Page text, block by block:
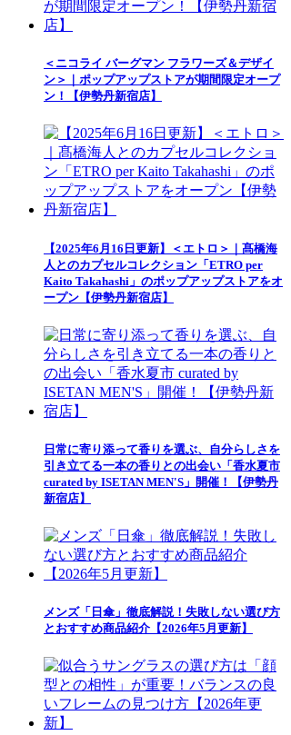
＜ニコライ バーグマン フラワーズ＆デザイ
ン＞｜ポップアップストアが期間限定オープ
ン！【伊勢丹新宿店】
【2025年6月16日更新】＜エトロ＞｜髙橋海
人とのカプセルコレクション「ETRO per
Kaito Takahashi」のポップアップストアをオ
ープン【伊勢丹新宿店】
日常に寄り添って香りを選ぶ、自分らしさを
引き立てる一本の香りとの出会い「香水夏市
curated by ISETAN MEN'S」開催！【伊勢丹
新宿店】
メンズ「日傘」徹底解説！失敗しない選び方
とおすすめ商品紹介【2026年5月更新】